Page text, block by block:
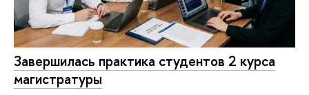
Завершилась практика студентов 2 курса
магистратуры